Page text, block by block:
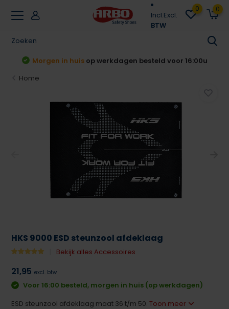
Incl.Excl.
BTW
0 0
Morgen in huis op werkdagen besteld voor 16:00u
Home
HKS 9000 ESD steunzool afdeklaag
Bekijk alles Accessoires
21,95 excl. btw
Voor 16:00 besteld, morgen in huis (op werkdagen)
ESD steunzool afdeklaag maat 36 t/m 50.Toon meer